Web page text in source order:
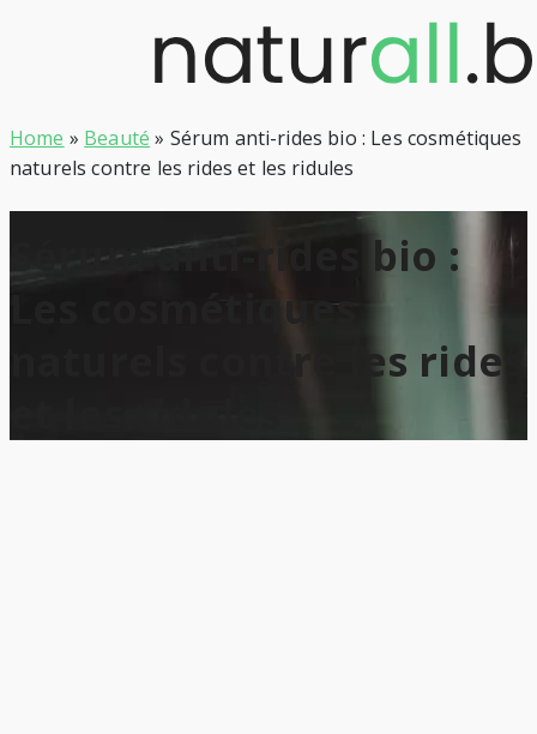
Home » Beauté » Sérum anti-rides bio : Les cosmétiques
naturels contre les rides et les ridules
Sérum anti-rides bio :
Les cosmétiques
naturels contre les rides